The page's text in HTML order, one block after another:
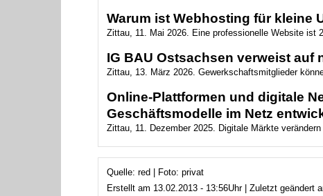
Warum ist Webhosting für kleine
Zittau, 11. Mai 2026. Eine professionelle Website ist
IG BAU Ostsachsen verweist auf
Zittau, 13. März 2026. Gewerkschaftsmitglieder
Online-Plattformen und digitale
Geschäftsmodelle im Netz
Zittau, 11. Dezember 2025. Digitale Märkte
Quelle: red | Foto: privat
Erstellt am 13.02.2013 - 13:56Uhr | Zuletzt geändert